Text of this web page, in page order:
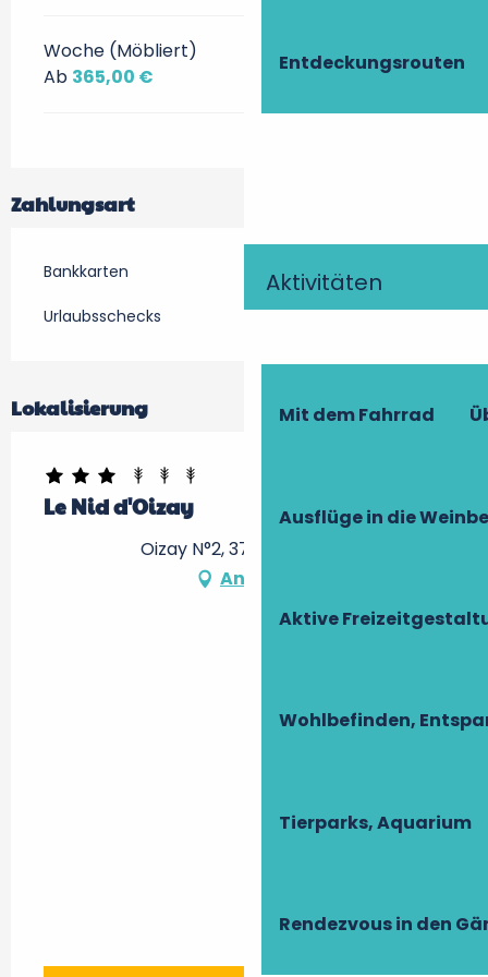
Entdeckungsrouten
Aktivitäten
Mit dem Fahrrad
Ausflüge in die
Aktive
Wohlbefinden,
Tierparks, Aquarium
Rendezvous in den
Woche (Möbliert)
Ab 365,00 €
Zahlungsart
Bankkarten
Urlaubsschecks
Lokalisierung
Le Nid d'Oizay
Oizay N°2, 37600 Bridoré
Anfahrt